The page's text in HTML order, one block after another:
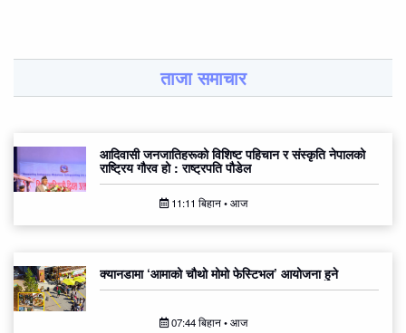
ताजा समाचार
आदिवासी जनजातिहरूको विशिष्ट पहिचान र संस्कृति नेपालको
राष्ट्रिय गौरव हो : राष्ट्रपति पौडेल
11:11 बिहान • आज
क्यानडामा ‘आमाको चौथो मोमो फेस्टिभल’ आयोजना हुने
07:44 बिहान • आज